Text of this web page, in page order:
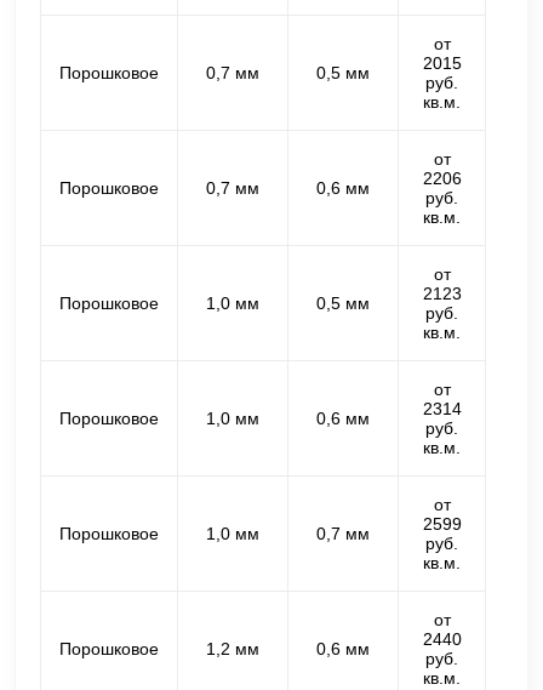
Порошковое 0,7 мм 0,5 мм
от
2015
руб.
кв.м.
Порошковое 0,7 мм 0,6 мм
от
2206
руб.
кв.м.
Порошковое 1,0 мм 0,5 мм
от
2123
руб.
кв.м.
Порошковое 1,0 мм 0,6 мм
от
2314
руб.
кв.м.
Порошковое 1,0 мм 0,7 мм
от
2599
руб.
кв.м.
Порошковое 1,2 мм 0,6 мм
от
2440
руб.
кв.м.